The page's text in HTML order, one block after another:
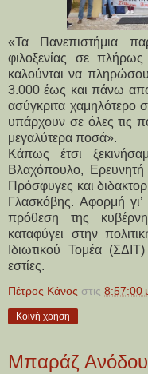
«Τα Πανεπιστήμια
φιλοξενίας σε πλήρως
καλούνται να
3.000 έως και πάνω
ασύγκριτα χαμηλότερο
υπάρχουν σε όλες τις
μεγαλύτερα ποσά».
Κάπως έτσι
Βλαχόπουλο, Ερευνητή
Πρόσφυγες και
Γλασκόβης. Αφορμή
πρόθεση της
καταφύγει στην
Ιδιωτικού Τομέα
εστίες.
Πέτρος Κάνος στις 8:57:00
Κοινή χρήση
Μπαράζ